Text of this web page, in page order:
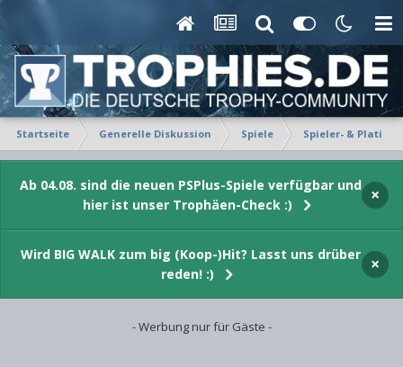
Startseite Generelle Diskussion Spiele Spieler- & Platin-
Ab 04.08. sind die neuen PSPlus-Spiele verfügbar und
hier ist unser Trophäen-Check :)
×
Wird BIG WALK zum big (Koop-)Hit? Lasst uns drüber
reden! :)
×
- Werbung nur für Gäste -